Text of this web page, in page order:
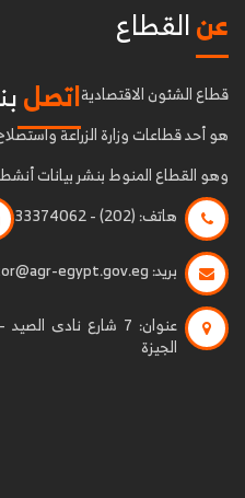
عنالقطاع
قطاع الشئون الاقتصادية
هو أحد قطاعات وزارة الزراعة
وهو القطاع المنوط بنشر بيانات
اتصل
هاتف: (202) - 33374062
بريد:
عنوان:
7 شارع نادى
الجيزة